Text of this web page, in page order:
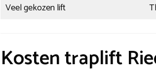
Veel gekozen lift
Kosten traplift